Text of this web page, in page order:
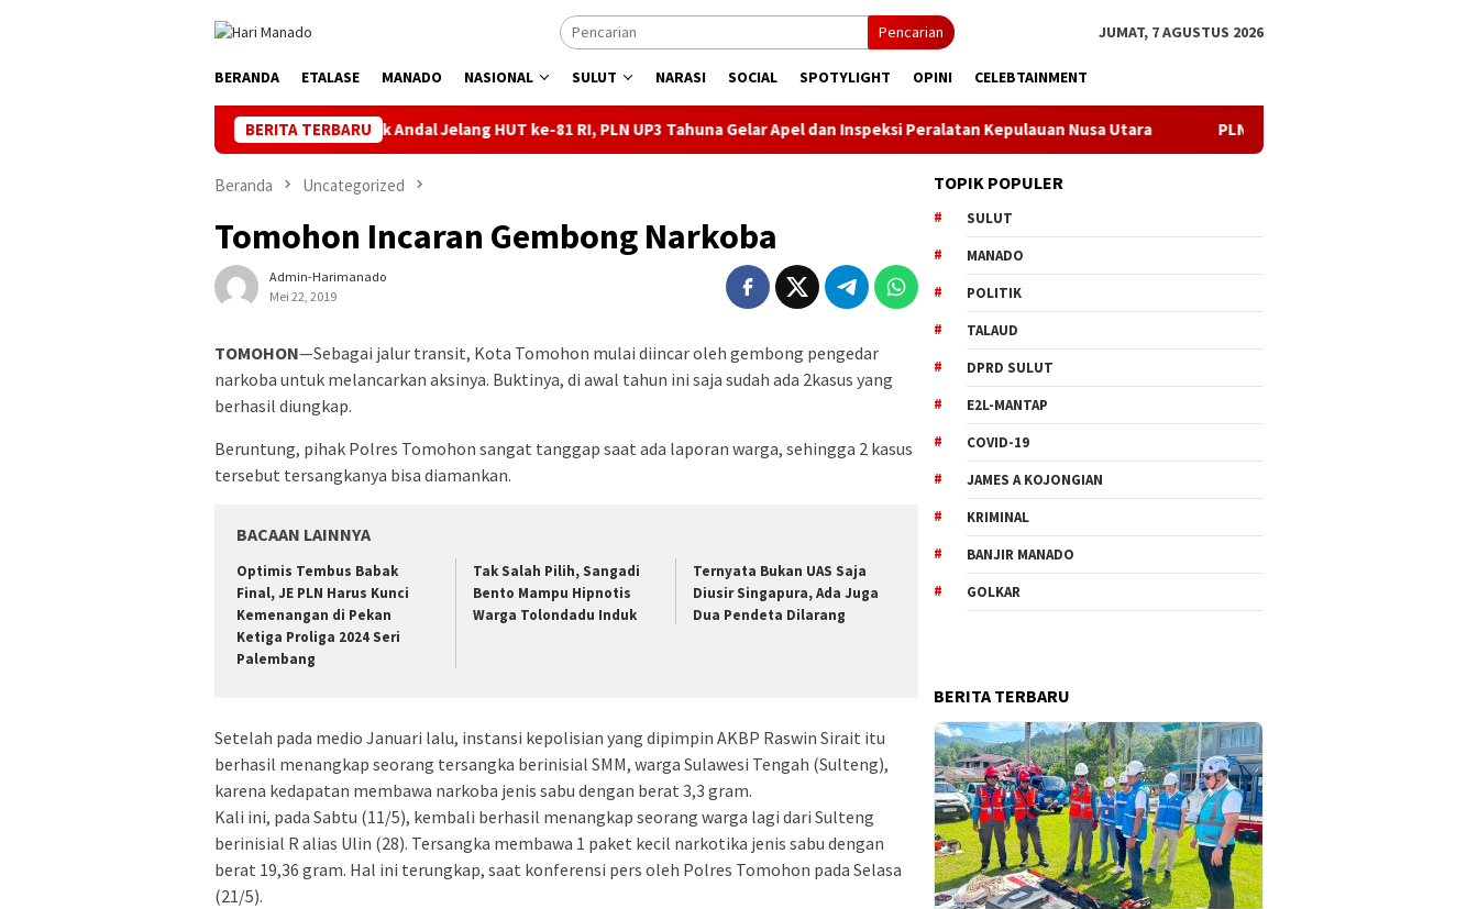
Pencarian JUMAT, 7 AGUSTUS 2026
BERANDA ETALASE MANADO NASIONAL SULUT NARASI SOCIAL SPOTYLIGHT OPINI CELEBTAINMENT
BERITA TERBARU
Jaga Listrik Andal Jelang HUT ke-81 RI, PLN UP3 Tahuna Gelar Apel dan Inspeksi Peralatan Kepulauan Nusa Utara PLN Manado Minta Maaf Pemadaman Bergilir di
Beranda Uncategorized
Tomohon Incaran Gembong Narkoba
Admin-Harimanado
Mei 22, 2019
TOMOHON—Sebagai jalur transit, Kota Tomohon mulai diincar oleh gembong pengedar
narkoba untuk melancarkan aksinya. Buktinya, di awal tahun ini saja sudah ada 2kasus yang
berhasil diungkap.
Beruntung, pihak Polres Tomohon sangat tanggap saat ada laporan warga, sehingga 2 kasus
tersebut tersangkanya bisa diamankan.
BACAAN LAINNYA
Optimis Tembus Babak
Final, JE PLN Harus Kunci
Kemenangan di Pekan
Ketiga Proliga 2024 Seri
Palembang
Tak Salah Pilih, Sangadi
Bento Mampu Hipnotis
Warga Tolondadu Induk
Ternyata Bukan UAS Saja
Diusir Singapura, Ada Juga
Dua Pendeta Dilarang
Setelah pada medio Januari lalu, instansi kepolisian yang dipimpin AKBP Raswin Sirait itu
berhasil menangkap seorang tersangka berinisial SMM, warga Sulawesi Tengah (Sulteng),
karena kedapatan membawa narkoba jenis sabu dengan berat 3,3 gram.
Kali ini, pada Sabtu (11/5), kembali berhasil menangkap seorang warga lagi dari Sulteng
berinisial R alias Ulin (28). Tersangka membawa 1 paket kecil narkotika jenis sabu dengan
berat 19,36 gram. Hal ini terungkap, saat konferensi pers oleh Polres Tomohon pada Selasa
(21/5).
TOPIK POPULER
SULUT
MANADO
POLITIK
TALAUD
DPRD SULUT
E2L-MANTAP
COVID-19
JAMES A KOJONGIAN
KRIMINAL
BANJIR MANADO
GOLKAR
BERITA TERBARU